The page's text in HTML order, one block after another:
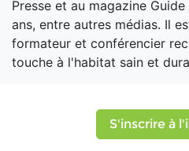
Presse et au magazine
ans, entre autres médias. Il
formateur et conférencier
touche à l'habitat sain et
S'inscrire à